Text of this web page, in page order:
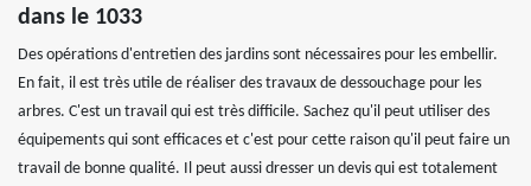
dans le 1033
Des opérations d'entretien des jardins sont nécessaires pour les embellir.
En fait, il est très utile de réaliser des travaux de dessouchage pour les
arbres. C'est un travail qui est très difficile. Sachez qu'il peut utiliser des
équipements qui sont efficaces et c'est pour cette raison qu'il peut faire un
travail de bonne qualité. Il peut aussi dresser un devis qui est totalement